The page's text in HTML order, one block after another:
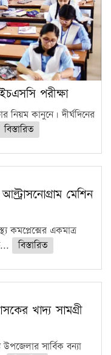
পরীক্ষা
কানুনে। দীর্ঘদিনের
বিস্তারিত
মেশিন
কমপ্লেক্সের একমাত্র
বিস্তারিত
খাদ্য সামগ্রী
উপজেলার সার্বিক বন্যা